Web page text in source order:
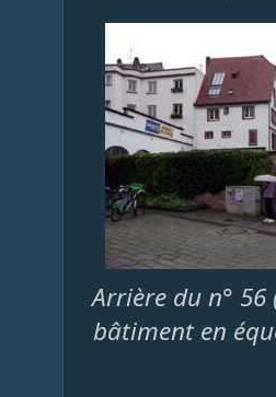
Arrière du n°
bâtiment en